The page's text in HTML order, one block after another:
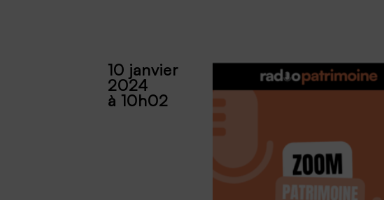
10 janvier
2024
à 10h02